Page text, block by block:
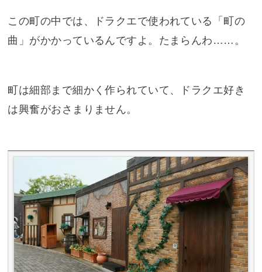
この町の中では、ドラクエで使われている「町の
曲」がかかっているんですよ。たまらんわ……。
町は細部まで細かく作られていて、ドラクエ好き
は興奮がおさまりません。